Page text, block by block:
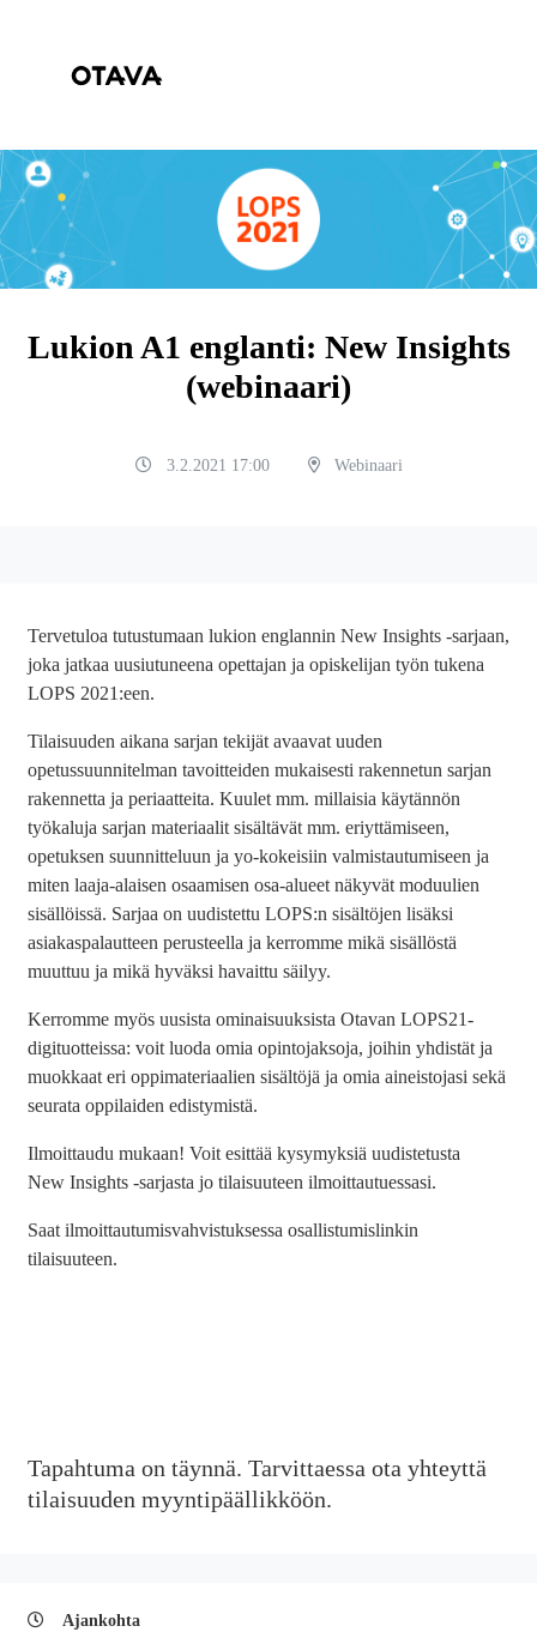
Lukion A1 englanti: New Insights
(webinaari)
3.2.2021 17:00 Webinaari
Tervetuloa tutustumaan lukion englannin New Insights -sarjaan,
joka jatkaa uusiutuneena opettajan ja opiskelijan työn tukena
LOPS 2021:een.
Tilaisuuden aikana sarjan tekijät avaavat uuden
opetussuunnitelman tavoitteiden mukaisesti rakennetun sarjan
rakennetta ja periaatteita. Kuulet mm. millaisia käytännön
työkaluja sarjan materiaalit sisältävät mm. eriyttämiseen,
opetuksen suunnitteluun ja yo-kokeisiin valmistautumiseen ja
miten laaja-alaisen osaamisen osa-alueet näkyvät moduulien
sisällöissä. Sarjaa on uudistettu LOPS:n sisältöjen lisäksi
asiakaspalautteen perusteella ja kerromme mikä sisällöstä
muuttuu ja mikä hyväksi havaittu säilyy.
Kerromme myös uusista ominaisuuksista Otavan LOPS21-
digituotteissa: voit luoda omia opintojaksoja, joihin yhdistät ja
muokkaat eri oppimateriaalien sisältöjä ja omia aineistojasi sekä
seurata oppilaiden edistymistä.
Ilmoittaudu mukaan! Voit esittää kysymyksiä uudistetusta
New Insights -sarjasta jo tilaisuuteen ilmoittautuessasi.
Saat ilmoittautumisvahvistuksessa osallistumislinkin
tilaisuuteen.
Tapahtuma on täynnä. Tarvittaessa ota yhteyttä
tilaisuuden myyntipäällikköön.
Ajankohta